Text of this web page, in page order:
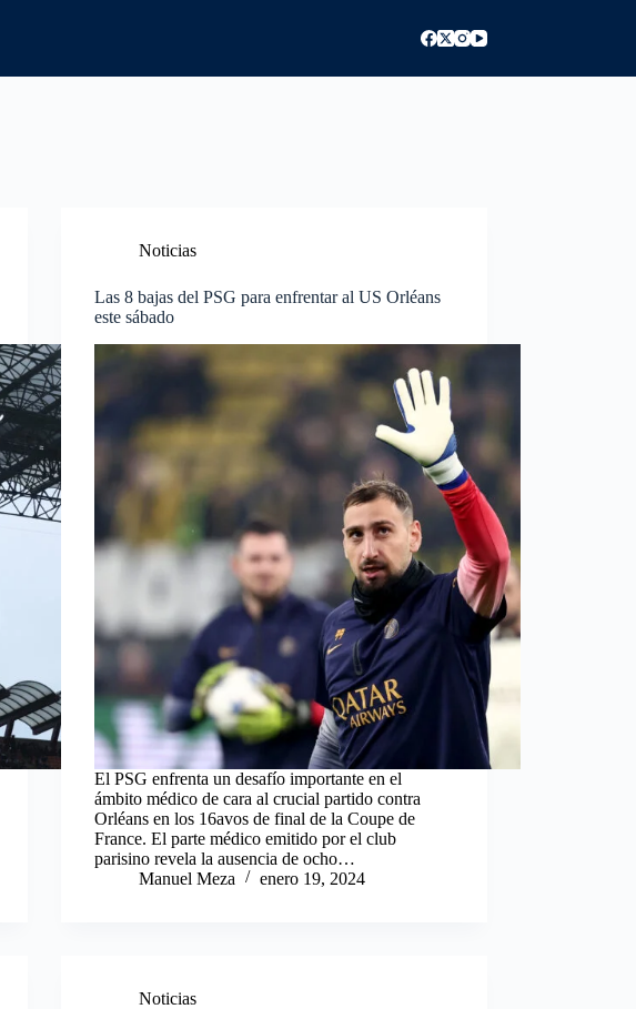
Noticias
Las 8 bajas del PSG para enfrentar al US Orléans
este sábado
El PSG enfrenta un desafío importante en el
ámbito médico de cara al crucial partido contra
Orléans en los 16avos de final de la Coupe de
France. El parte médico emitido por el club
parisino revela la ausencia de ocho…
Manuel Meza
enero 19, 2024
Noticias